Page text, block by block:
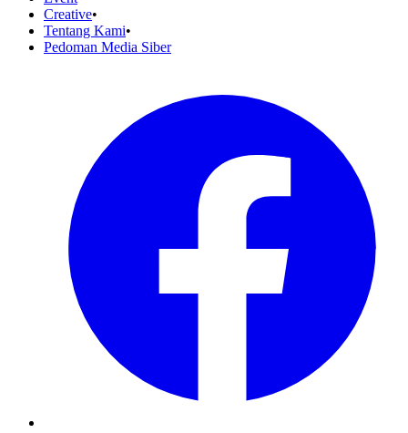
Creative•
Tentang Kami•
Pedoman Media Siber